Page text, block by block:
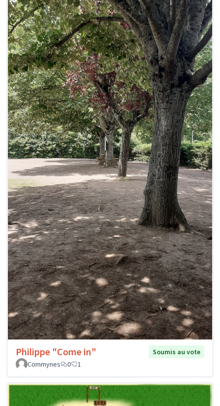
Philippe "Come in"
Soumis au vote
Commynes
0 1